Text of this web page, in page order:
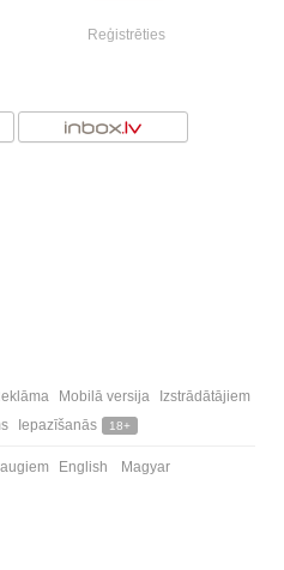
Reģistrēties
Mobilā versija
Izstrādātājiem
Iepazīšanās 18+
English Magyar